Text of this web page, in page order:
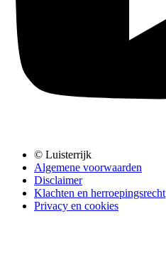
© Luisterrijk
Algemene voorwaarden
Disclaimer
Klachten en herroepingsrecht
Privacy en cookies